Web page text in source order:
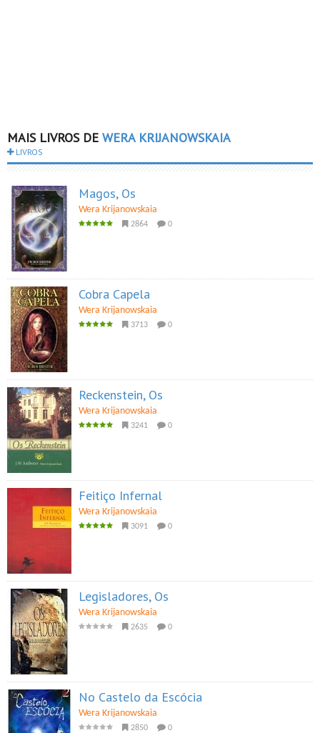
MAIS LIVROS DE WERA KRIJANOWSKAIA
LIVROS
Magos, Os
Wera Krijanowskaia
2864 0
Cobra Capela
Wera Krijanowskaia
3713 0
Reckenstein, Os
Wera Krijanowskaia
3241 0
Feitiço Infernal
Wera Krijanowskaia
3091 0
Legisladores, Os
Wera Krijanowskaia
2635 0
No Castelo da Escócia
Wera Krijanowskaia
2850 0